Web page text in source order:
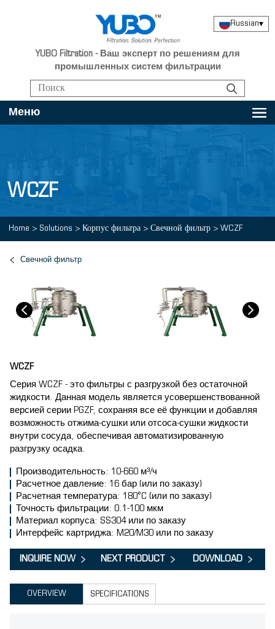
YUBO Filtration - Ваш эксперт по решениям для
промышленных систем фильтрации
Russian▾
Меню
WCZF
Home > Solutions > Корпус фильтра > Свечной фильтр > WCZF
Свечной фильтр
WCZF
Серия WCZF - это фильтры с разгрузкой без остаточной
жидкости. Данная модель является усовершенствованной
версией серии PGZF, сохраняя все её функции и добавляя
возможность отжима-сушки или отсоса-сушки жидкости
внутри сосуда, обеспечивая автоматизированную
разгрузку осадка.
Производительность: 10-660 м³/ч
Расчетное давление: 16 бар (или по заказу)
Расчетная температура: 180°C (или по заказу)
Точность фильтрации: 0.1-100 мкм
Материал корпуса: SS304 или по заказу
Интерфейс картриджа: M20/M30 или по заказу
INQUIRE NOW NEXT PRODUCT DOWNLOAD
OVERVIEW SPECIFICATIONS